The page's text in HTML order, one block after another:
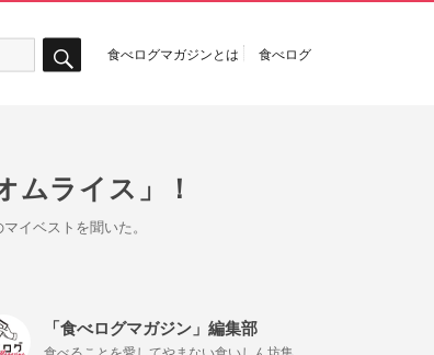
食べログマガジンとは 食べログ
ムライス」！
イベストを聞いた。
「食べログマガジン」編集部